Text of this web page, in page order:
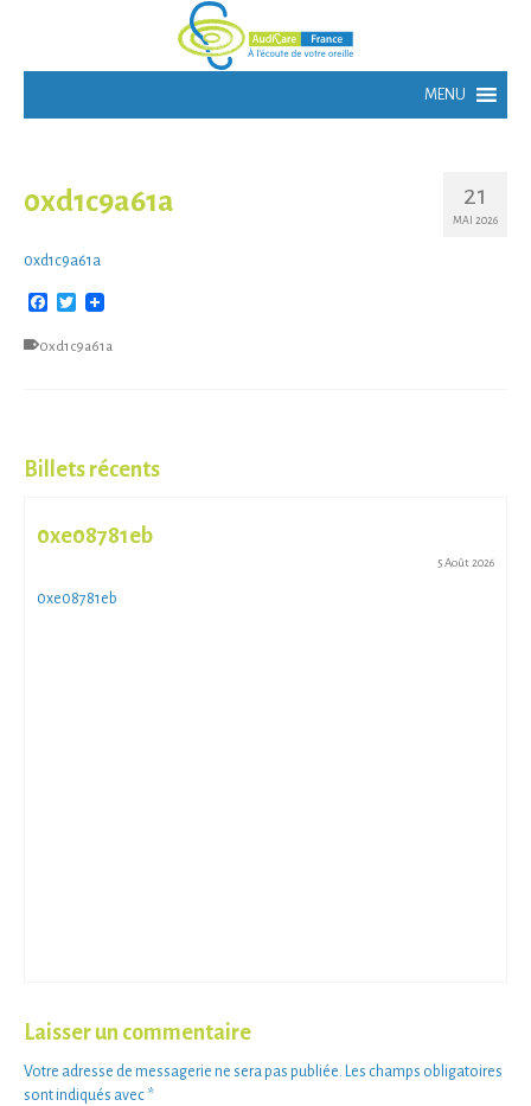
21
MAI 2026
0xd1c9a61a
0xd1c9a61a
Facebook
Twitter
0xd1c9a61a
Billets récents
0xe08781eb
5 Août 2026
0xe08781eb
Laisser un commentaire
Votre adresse de messagerie ne sera pas publiée. Les champs obligatoires
sont indiqués avec *